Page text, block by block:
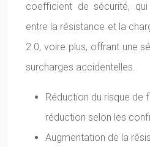
coefficient de sécurité,
entre la résistance et la
2.0, voire plus, offrant une
surcharges accidentelles.
Réduction du risque de
réduction selon les
Augmentation de la